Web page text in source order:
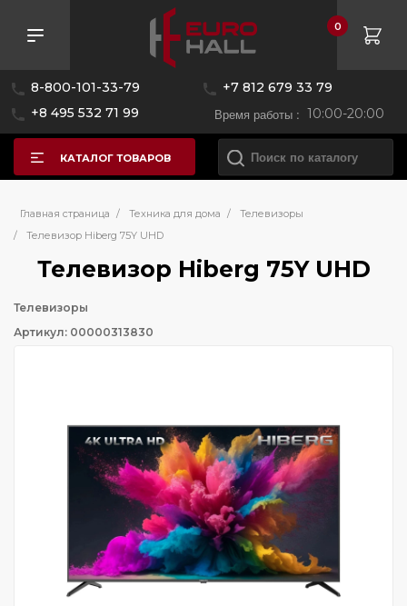
8-800-101-33-79
+7 812 679 33 79
+8 495 532 71 99
Время работы : 10:00-20:00
0
КАТАЛОГ ТОВАРОВ
Главная страница / Техника для дома /
Телевизоры
/
Телевизор Hiberg 75Y UHD
Телевизор Hiberg 75Y UHD
Телевизоры
Артикул: 00000313830